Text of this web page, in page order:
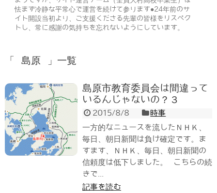
怯まず冷静な平常心で運営を続けて参ります●24年前のサ
イト開設当初より、ご支援くださる先輩の皆様をリスペク
トし、常に感謝の気持ちを忘れないようにしています。
「 島原 」一覧
島原市教育委員会は間違って
いるんじゃないの？３
2015/8/8
時事
一方的なニュースを流したＮＨＫ、
毎日、朝日新聞は負け確定です。ま
すます、ＮＨＫ、毎日、朝日新聞の
信頼度は低下しました。 こちらの続
きで...
記事を読む